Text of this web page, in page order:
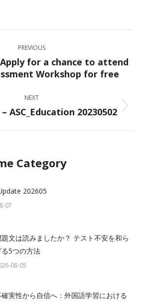
X
LinkedInWhatsApp
PREVIOUS
Previous
post:
Apply for a chance to attend
Workshop for free
NEXT
Next
ASC_Education 20230502
Category
202605
07
題文は読みましたか？ テスト不安を和ら
る5つの方法
08-05
実性から自信へ：外国語学習における